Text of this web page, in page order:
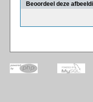
Beoordeel deze